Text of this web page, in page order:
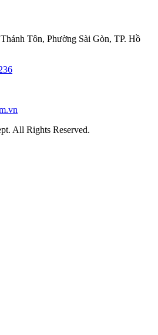
Tôn, Phường Sài Gòn, TP. Hồ
All Rights Reserved.